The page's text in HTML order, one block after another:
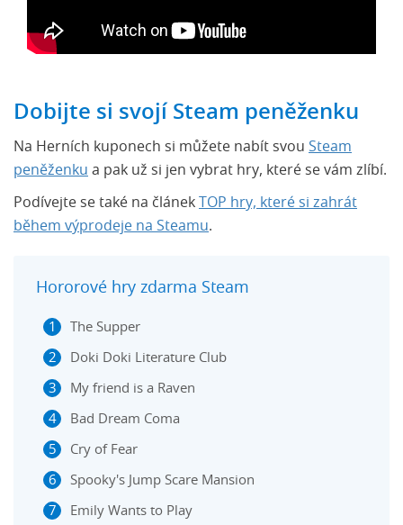
Dobijte si svojí Steam peněženku
Na Herních kuponech si můžete nabít svou Steam
peněženku a pak už si jen vybrat hry, které se vám zlíbí.
Podívejte se také na článek
TOP hry, které si zahrát
během výprodeje na Steamu.
Hororové hry zdarma Steam
The Supper
Doki Doki Literature Club
My friend is a Raven
Bad Dream Coma
Cry of Fear
Spooky's Jump Scare Mansion
Emily Wants to Play